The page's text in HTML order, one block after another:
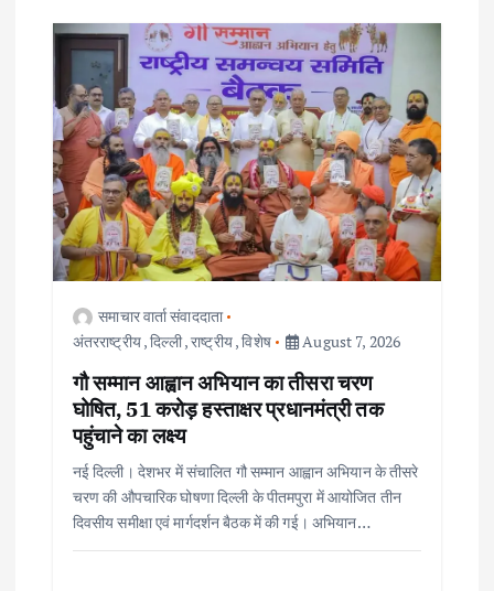
समाचार वार्ता संवाददाता
अंतरराष्ट्रीय,दिल्ली,राष्ट्रीय,विशेष August 7, 2026
गौ सम्मान आह्वान अभियान का तीसरा चरण
घोषित, 51 करोड़ हस्ताक्षर प्रधानमंत्री तक
पहुंचाने का लक्ष्य
नई दिल्ली। देशभर में संचालित गौ सम्मान आह्वान अभियान के तीसरे
चरण की औपचारिक घोषणा दिल्ली के पीतमपुरा में आयोजित तीन
दिवसीय समीक्षा एवं मार्गदर्शन बैठक में की गई। अभियान…